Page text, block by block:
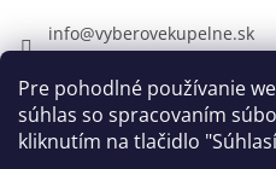
Pre pohodlné používanie
súhlas so spracovaním
kliknutím na tlačidlo
info@vyberovekupelne.sk
https://